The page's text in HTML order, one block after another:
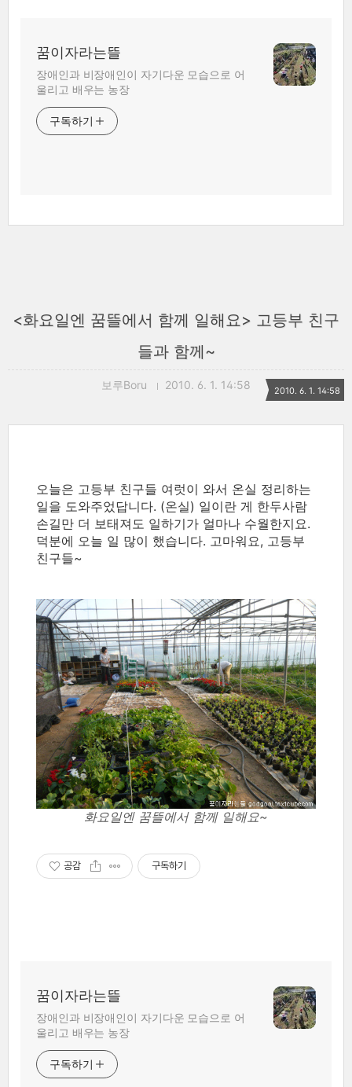
꿈이자라는뜰
장애인과 비장애인이 자기다운 모습으로 어
울리고 배우는 농장
구독하기
<화요일엔 꿈뜰에서 함께 일해요> 고등부 친구
들과 함께~
보루Boru 2010. 6. 1. 14:58 2010. 6. 1. 14:58
오늘은 고등부 친구들 여럿이 와서 온실 정리하는
일을 도와주었답니다. (온실) 일이란 게 한두사람
손길만 더 보태져도 일하기가 얼마나 수월한지요.
덕분에 오늘 일 많이 했습니다. 고마워요, 고등부
친구들~
화요일엔 꿈뜰에서 함께 일해요~
공감 구독하기
꿈이자라는뜰
장애인과 비장애인이 자기다운 모습으로 어
울리고 배우는 농장
구독하기